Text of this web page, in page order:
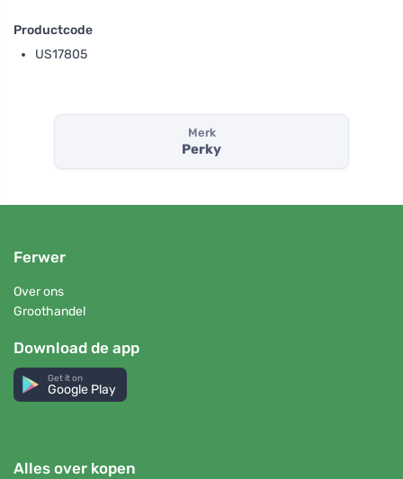
Productcode
US17805
Merk
Perky
Ferwer
Over ons
Groothandel
Download de app
Get it on
Google Play
Alles over kopen